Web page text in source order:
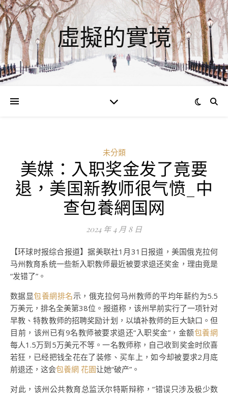
虛擬的實境
未分類
美媒：入职奖金发了竟要
退，美国新教师很气愤_中
查包養網国网
2024 年 4 月 8 日
【环球时报综合报道】据美联社1月31日报道，美国俄克拉何
马州教育系统一些新入职教师最近被要求退还奖金，理由竟是
“发错了”。
数据显包養網排名示，俄克拉何马州教师的平均年薪约为5.5
万美元，排名全美第38位。报道称，该州早前实行了一项针对
早教、特教教师的招聘奖励计划，以填补教师的巨大缺口。但
目前，该州已有9名教师被要求退还“入职奖金”，金额包養網
每人1.5万到5万美元不等。一名教师称，自己收到奖金时欣喜
若狂，已经把钱全花在了装修、买车上，如今却被要求2月底
前退还，这会包養網 花園让她“破产”。
对此，该州公共教育总监沃尔特斯辩称，“错误只涉及极少数